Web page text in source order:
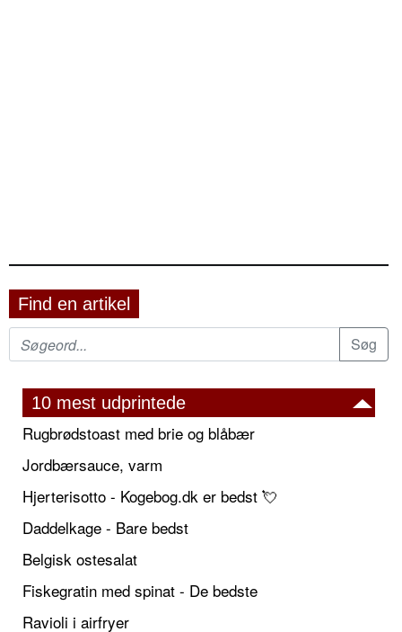
Find en artikel
10 mest udprintede
Rugbrødstoast med brie og blåbær
Jordbærsauce, varm
Hjerterisotto - Kogebog.dk er bedst 💘
Daddelkage - Bare bedst
Belgisk ostesalat
Fiskegratin med spinat - De bedste
Ravioli i airfryer